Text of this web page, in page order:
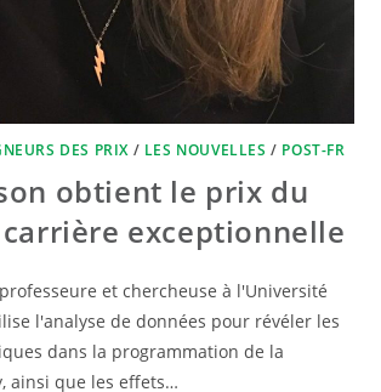
DES PRIX / LES NOUVELLES / POST-FR
obtient le prix du
exceptionnelle
et chercheuse à l'Université
l'analyse de données pour révéler les
dans la programmation de la
ainsi que les effets…